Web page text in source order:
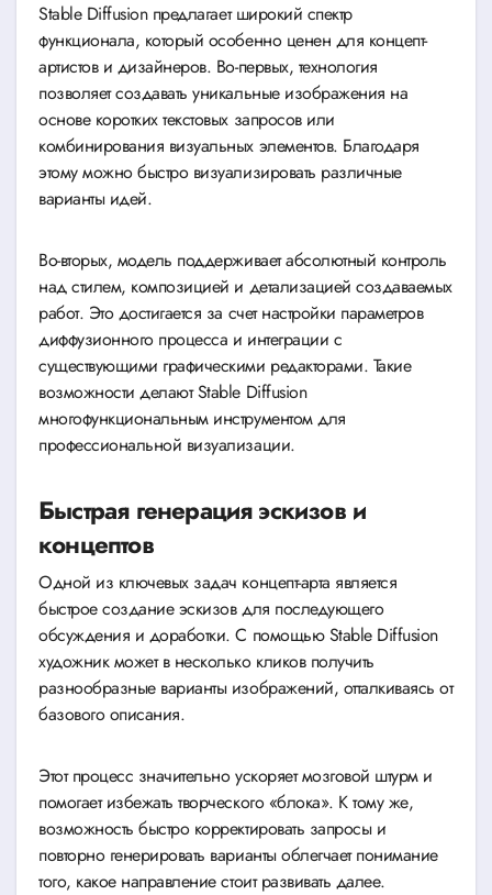
Stable Diffusion предлагает широкий спектр
функционала, который особенно ценен для концепт-
артистов и дизайнеров. Во-первых, технология
позволяет создавать уникальные изображения на
основе коротких текстовых запросов или
комбинирования визуальных элементов. Благодаря
этому можно быстро визуализировать различные
варианты идей.
Во-вторых, модель поддерживает абсолютный контроль
над стилем, композицией и детализацией создаваемых
работ. Это достигается за счет настройки параметров
диффузионного процесса и интеграции с
существующими графическими редакторами. Такие
возможности делают Stable Diffusion
многофункциональным инструментом для
профессиональной визуализации.
Быстрая генерация эскизов и
концептов
Одной из ключевых задач концепт-арта является
быстрое создание эскизов для последующего
обсуждения и доработки. С помощью Stable Diffusion
художник может в несколько кликов получить
разнообразные варианты изображений, отталкиваясь от
базового описания.
Этот процесс значительно ускоряет мозговой штурм и
помогает избежать творческого «блока». К тому же,
возможность быстро корректировать запросы и
повторно генерировать варианты облегчает понимание
того, какое направление стоит развивать далее.